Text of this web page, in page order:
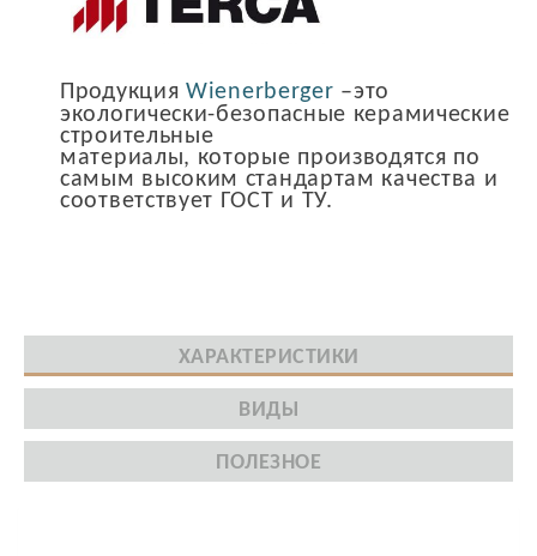
Продукция Wienerberger –это
экологически-безопасные керамические
строительные
материалы, которые производятся по
самым высоким стандартам качества и
соответствует ГОСТ и ТУ.
ХАРАКТЕРИСТИКИ
ВИДЫ
ПОЛЕЗНОЕ